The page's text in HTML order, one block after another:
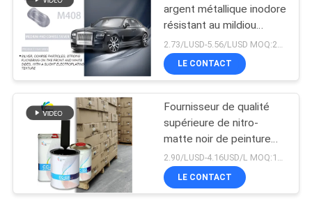
Vernis clair de
manteau de voiture
26
argent métallique inodore
résistant au mildiou
polyvalent
LE CONTACT
Fournisseur de qualité
supérieure de nitro-
matte noir de peinture
automobile
2.90/LUSD-4.16USD/L MOQ:100 boîtes
LE CONTACT